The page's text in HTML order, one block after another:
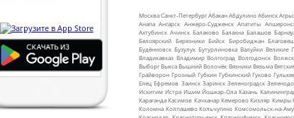
МоскваСанкт‑ПетербургАбаканАбдулиноАбинск
Анапа Ангарск Анжеро‑Судженск Апатиты
Ахтубинск Ачинск Балаково Балахна Балашов
Белоярский Березники Бийск Биробиджан
Будённовск Бузулук Бутурлиновка Валуйки Великие
Владикавказ Владимир Волгоград Волгодонск Волжск
ВыборгВыкса Вышний Волочёк Вязники Вязьма
Грайворон Грозный Губкин Губкинский Гуково
Елец Ефремов Заинск Заринск Зеленоградск
Искитим Истра Ишим Йошкар‑Ола Казань
Караганда Касимов Качканар Кемерово Кизляр Кимры
Коломна Колпашево Кольчугино